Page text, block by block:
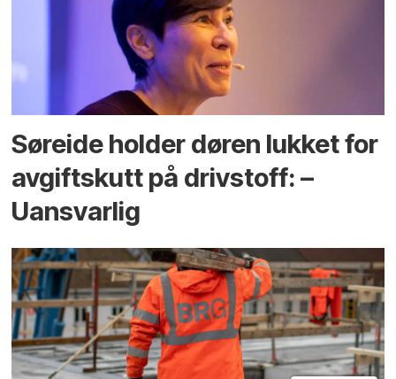
Søreide holder døren lukket for
avgiftskutt på drivstoff: –
Uansvarlig